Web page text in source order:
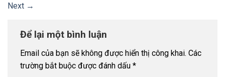
Next →
Để lại một bình luận
Email của bạn sẽ không được hiển thị công khai. Các
trường bắt buộc được đánh dấu *